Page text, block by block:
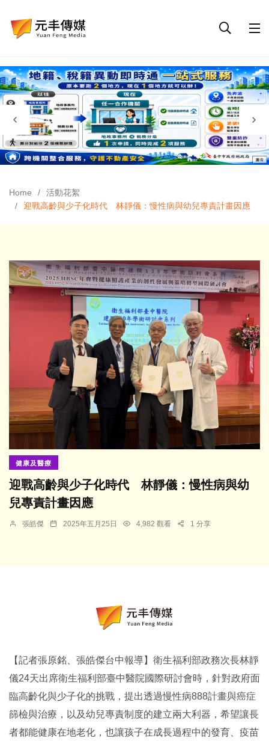
Home
活動花絮
迎戰高齡與少子化時代 林靜儀：慢性病與幼兒專責計畫因應
健康及醫療
迎戰高齡與少子化時代 林靜儀：慢性病與幼
兒專責計畫因應
張皓傑 2025年五月25日 4,982 觀看 1 分享
【記者張原銘、張皓傑台中報導】衛生福利部政務次長林靜
儀24天出席衛生福利部臺中醫院國際研討會時，針對政府面
臨高齡化與少子化的挑戰，提出透過慢性病888計畫與癌症
篩檢與治療，以及幼兒專責制度的建立兩大利器，希望讓長
者都能健康在地老化，也讓孩子在成長過程中的發育、疫苗